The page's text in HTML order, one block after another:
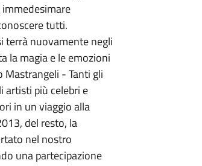
tutti.
terrà nuovamente negli
la magia e le emozioni
Mastrangeli - Tanti gli
artisti più celebri e
in un viaggio alla
del resto, la
nel nostro
una partecipazione